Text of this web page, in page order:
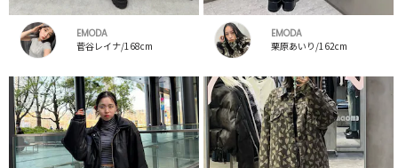
EMODA
菅谷レイナ/168cm
EMODA
栗原あいり/162cm